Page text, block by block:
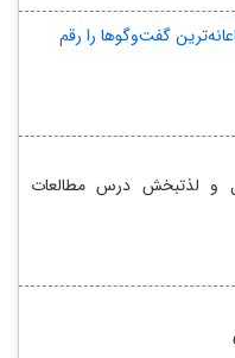
گفت‌وگوها را رقم
و لذتبخش درس مطالعات